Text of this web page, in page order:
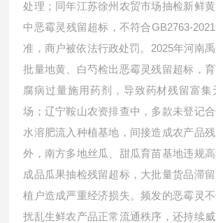
处理；同年江苏徐州农贸市场抽检新鲜黄
中恶霉灵残留超标，不符合GB2763-
准，商户被依法行政处罚。2025年河南
批量地黄、白芍检出恶霉灵残留超标，
腐病过量施用药剂，导致药材残留富
场；辽宁鞍山农资排查中，多款未登记
水溶肥流入种植基地，间接造成农产品
外，南方多地丝瓜、甜瓜育苗基地违规高
成品瓜果抽检残留超标，大批量货品滞
植户造成严重经济损失。频发的恶霉灵
扰乱生鲜农产品正常流通秩序，还持续